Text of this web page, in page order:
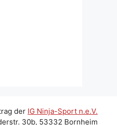
der IG Ninja-Sport n.e.V.
30b, 53332 Bornheim